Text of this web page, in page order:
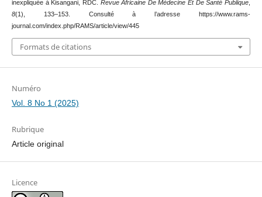
inexpliquée à Kisangani, RDC. Revue Africaine De Médecine Et De Santé Publique
8(1), 133–153. Consulté à l’adresse https://www.rams-
journal.com/index.php/RAMS/article/view/445
Formats de citations
Numéro
Vol. 8 No 1 (2025)
Rubrique
Article original
Licence